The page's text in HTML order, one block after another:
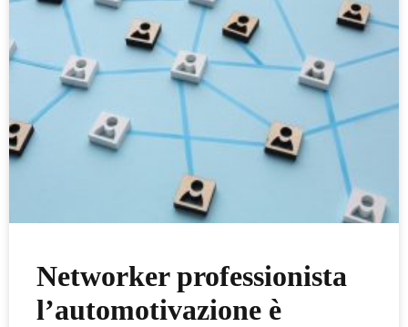
Networker professionista
l’automotivazione è